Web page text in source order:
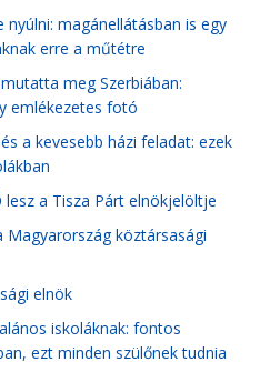
nyúlni: magánellátásban is egy
erre a műtétre
meg Szerbiában:
emlékezetes fotó
a kevesebb házi feladat: ezek
a Tisza Párt elnökjelöltje
Magyarország köztársasági
elnök
iskoláknak: fontos
ezt minden szülőnek tudnia